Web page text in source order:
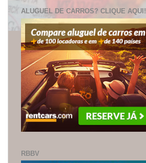
ALUGUEL DE CARROS? CLIQUE AQUI!
RBBV